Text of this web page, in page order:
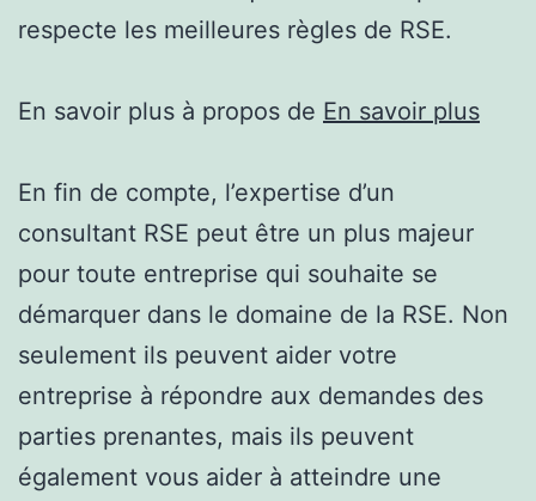
respecte les meilleures règles de RSE.
En savoir plus à propos de En savoir plus
En fin de compte, l’expertise d’un
consultant RSE peut être un plus majeur
pour toute entreprise qui souhaite se
démarquer dans le domaine de la RSE. Non
seulement ils peuvent aider votre
entreprise à répondre aux demandes des
parties prenantes, mais ils peuvent
également vous aider à atteindre une